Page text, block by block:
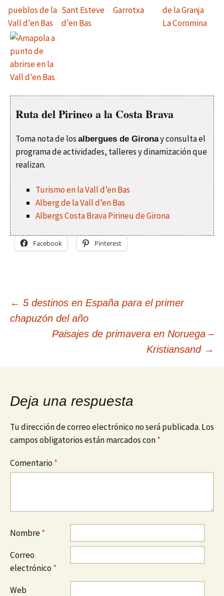
Ruta del Pirineo a la Costa Brava
Toma nota de losalbergues de Gironay consulta el
programa de actividades, talleres y dinamización que
realizan.
Turismo en la Vall d’en Bas
Alberg de la Vall d’en Bas
Albergs Costa Brava Pirineu de Girona
Facebook Pinterest
Navegación
entradas
← 5 destinos en España para el primer
chapuzón del año
Paisajes de primavera en Noruega –
Kristiansand →
Deja una respuesta
Tu dirección de correo electrónico no será publicada. Los
campos obligatorios están marcados con*
Comentario*
Nombre*
Correo
electrónico*
Web